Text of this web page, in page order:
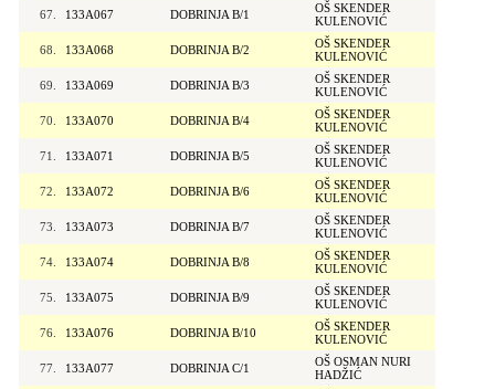
67. 133A067 DOBRINJA B/1
OŠ SKENDER
KULENOVIĆ
68. 133A068 DOBRINJA B/2
OŠ SKENDER
KULENOVIĆ
69. 133A069 DOBRINJA B/3
OŠ SKENDER
KULENOVIĆ
70. 133A070 DOBRINJA B/4
OŠ SKENDER
KULENOVIĆ
71. 133A071 DOBRINJA B/5
OŠ SKENDER
KULENOVIĆ
72. 133A072 DOBRINJA B/6
OŠ SKENDER
KULENOVIĆ
73. 133A073 DOBRINJA B/7
OŠ SKENDER
KULENOVIĆ
74. 133A074 DOBRINJA B/8
OŠ SKENDER
KULENOVIĆ
75. 133A075 DOBRINJA B/9
OŠ SKENDER
KULENOVIĆ
76. 133A076 DOBRINJA B/10
OŠ SKENDER
KULENOVIĆ
77. 133A077 DOBRINJA C/1
OŠ OSMAN NURI
HADŽIĆ